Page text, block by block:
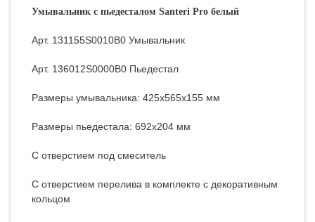
Умывальник с пьедесталом Santeri Pro белый
Арт. 131155S0010B0 Умывальник
Арт. 136012S0000B0 Пьедестал
Размеры умывальника: 425x565x155 мм
Размеры пьедестала: 692x204 мм
С отверстием под смеситель
С отверстием перелива в комплекте с декоративным
кольцом